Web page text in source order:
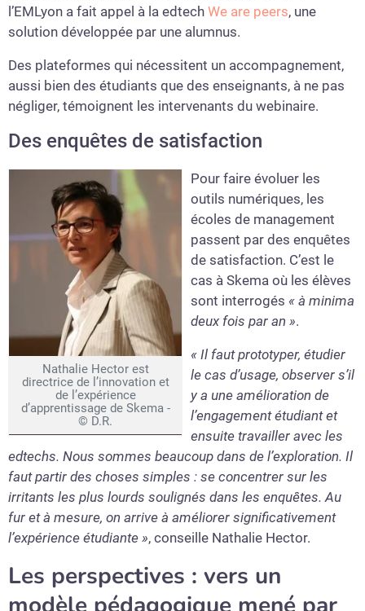
l’EMLyon a fait appel à la edtech We are peers, une
solution développée par une alumnus.
Des plateformes qui nécessitent un accompagnement,
aussi bien des étudiants que des enseignants, à ne pas
négliger, témoignent les intervenants du webinaire.
Des enquêtes de satisfaction
Nathalie Hector est
directrice de l’innovation et
de l’expérience
d’apprentissage de Skema -
© D.R.
Pour faire évoluer les
outils numériques, les
écoles de management
passent par des enquêtes
de satisfaction. C’est le
cas à Skema où les élèves
sont interrogés « à minima
deux fois par an ».
« Il faut prototyper, étudier
le cas d’usage, observer s’il
y a une amélioration de
l’engagement étudiant et
ensuite travailler avec les
edtechs. Nous sommes beaucoup dans de l’exploration. Il
faut partir des choses simples : se concentrer sur les
irritants les plus lourds soulignés dans les enquêtes. Au
fur et à mesure, on arrive à améliorer significativement
l’expérience étudiante », conseille Nathalie Hector.
Les perspectives : vers un